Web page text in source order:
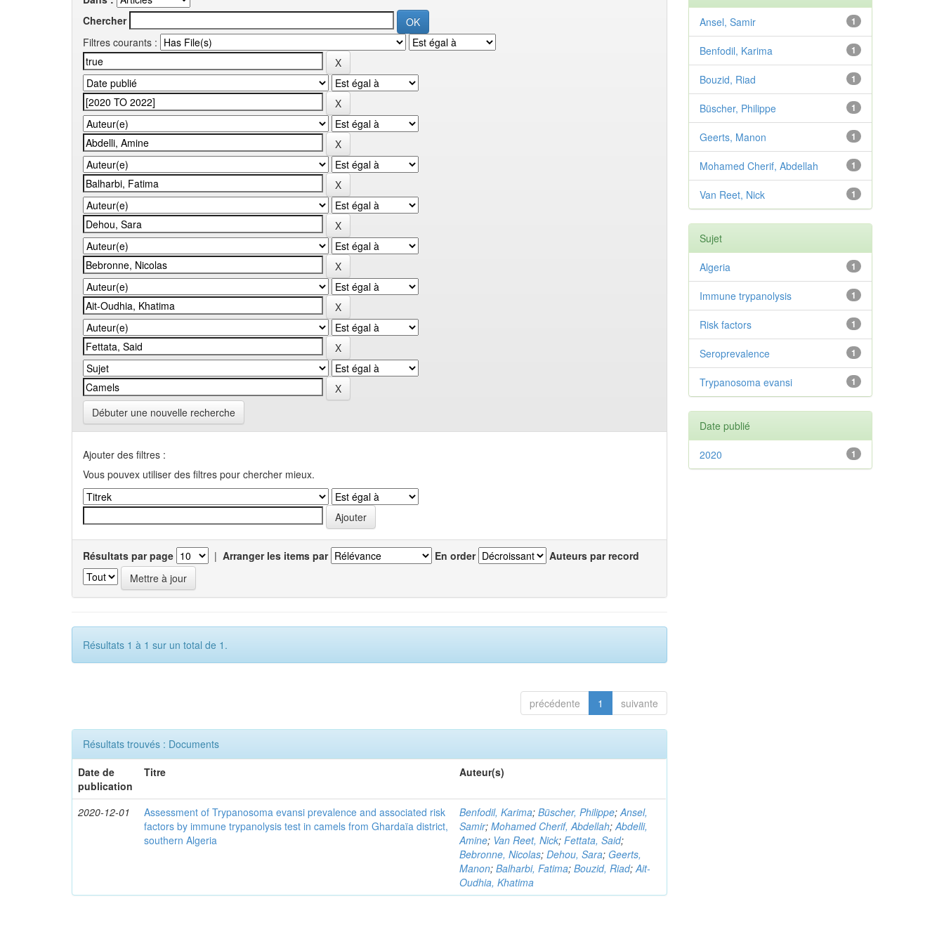
Chercher
Filtres courants :
Débuter une nouvelle recherche
Ajouter des filtres :
Vous pouvex utiliser des filtres pour chercher mieux.
Résultats par page | Arranger les items par En order Auteurs par record
Résultats 1 à 1 sur un total de 1.
précédente 1 suivante
Résultats trouvés : Documents
Date de
publication
Titre Auteur(s)
2020-12-01
Assessment of Trypanosoma evansi prevalence and associated risk
factors by immune trypanolysis test in camels from Ghardaïa district,
southern Algeria
Benfodil, Karima;Büscher, Philippe;Ansel,
Samir;Mohamed Cherif, Abdellah;Abdelli,
Amine; Van Reet, Nick;Fettata, Said;
Bebronne, Nicolas;Dehou, Sara; Geerts,
Manon;Balharbi, Fatima;Bouzid, Riad;Ait-
Oudhia, Khatima
1
Ansel, Samir
1
Benfodil, Karima
1
Bouzid, Riad
1
Büscher, Philippe
1
Geerts, Manon
1
Mohamed Cherif, Abdellah
1
Van Reet, Nick
Sujet
1
Algeria
1
Immune trypanolysis
1
Risk factors
1
Seroprevalence
1
Trypanosoma evansi
Date publié
1
2020